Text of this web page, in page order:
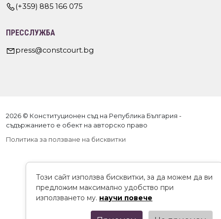
(+359) 885 166 075
ПРЕССЛУЖБА
press@constcourt.bg
2026 © Конституционен съд на Република България -
съдържанието е обект на авторско право
Политика за ползване на бисквитки
Този сайт използва бисквитки, за да можем да ви
предложим максимално удобство при
използването му. научи повече